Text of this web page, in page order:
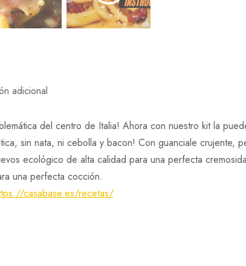
adicional
del centro de Italia! Ahora con nuestro kit la
sin nata, ni cebolla y bacon! Con guanciale crujente,
ecológico de alta calidad para una perfecta
una perfecta cocción.
casabase.es/recetas/